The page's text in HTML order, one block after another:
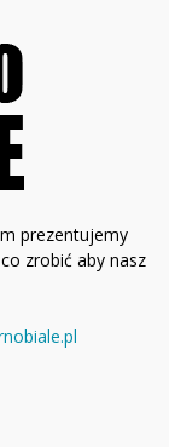
prezentujemy
zrobić aby nasz